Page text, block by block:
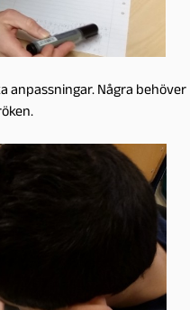
anpassningar. Några behöver